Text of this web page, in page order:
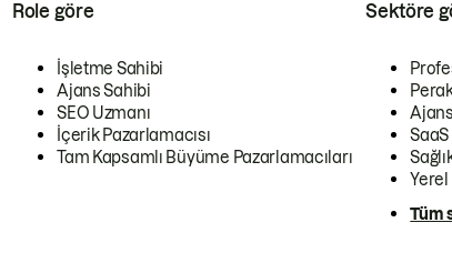
Role göre
İşletme Sahibi
Ajans Sahibi
SEO Uzmanı
İçerik Pazarlamacısı
Tam Kapsamlı Büyüme Pazarlamacıları
Sektöre
Tüm